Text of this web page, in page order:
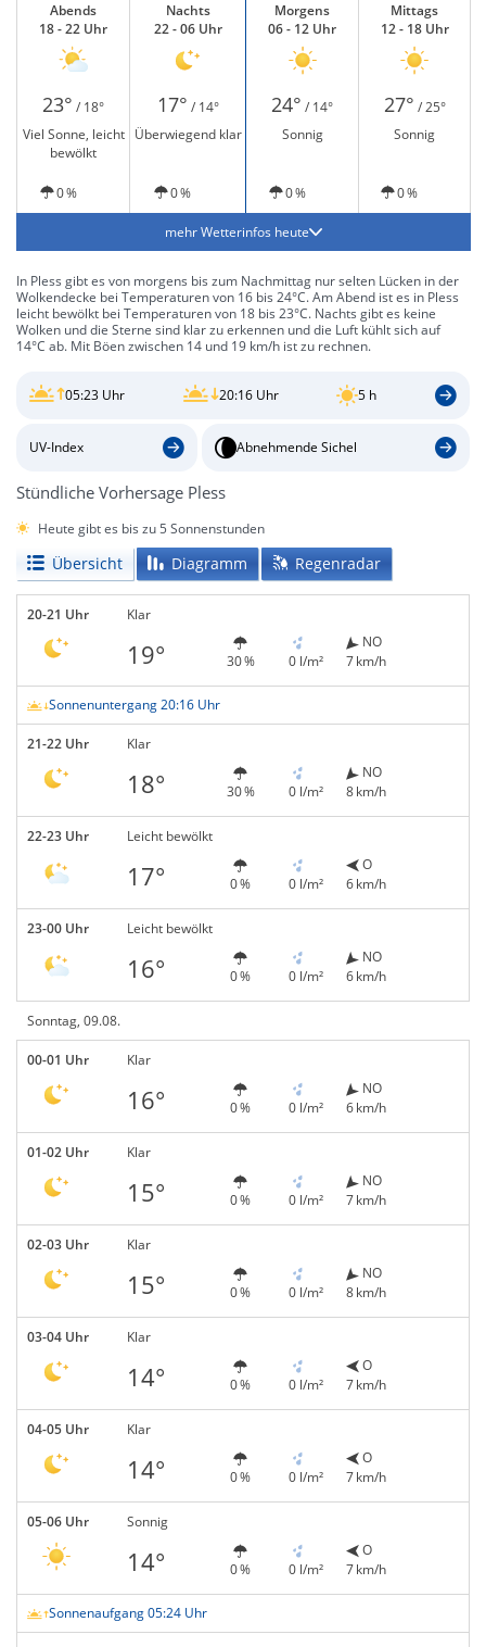
Abends
18 - 22 Uhr
Nachts
22 - 06 Uhr
Morgens
06 - 12 Uhr
Mittags
12 - 18 Uhr
23° / 18° 17° / 14° 24° / 14° 27° / 25°
Viel Sonne, leicht
bewölkt
Überwiegend klar Sonnig Sonnig
0 % 0 % 0 % 0 %
mehr Wetterinfos heute
In Pless gibt es von morgens bis zum Nachmittag nur selten Lücken in der
Wolkendecke bei Temperaturen von 16 bis 24°C. Am Abend ist es in Pless
leicht bewölkt bei Temperaturen von 18 bis 23°C. Nachts gibt es keine
Wolken und die Sterne sind klar zu erkennen und die Luft kühlt sich auf
14°C ab. Mit Böen zwischen 14 und 19 km/h ist zu rechnen.
05:23 Uhr 20:16 Uhr 5 h
UV-Index Abnehmende Sichel
Stündliche Vorhersage Pless
Heute gibt es bis zu 5 Sonnenstunden
Übersicht Diagramm Regenradar
20-21 Uhr Klar
19° 30 % 0 l/m²
NO
7 km/h
Sonnenuntergang 20:16 Uhr
21-22 Uhr Klar
18° 30 % 0 l/m²
NO
8 km/h
22-23 Uhr Leicht bewölkt
17° 0 % 0 l/m²
O
6 km/h
23-00 Uhr Leicht bewölkt
16° 0 % 0 l/m²
NO
6 km/h
Sonntag, 09.08.
00-01 Uhr Klar
16° 0 % 0 l/m²
NO
6 km/h
01-02 Uhr Klar
15° 0 % 0 l/m²
NO
7 km/h
02-03 Uhr Klar
15° 0 % 0 l/m²
NO
8 km/h
03-04 Uhr Klar
14° 0 % 0 l/m²
O
7 km/h
04-05 Uhr Klar
14° 0 % 0 l/m²
O
7 km/h
05-06 Uhr Sonnig
14° 0 % 0 l/m²
O
7 km/h
Sonnenaufgang 05:24 Uhr